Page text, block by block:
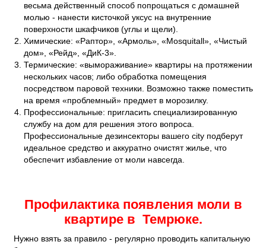
весьма действенный способ попрощаться с домашней
молью - нанести кисточкой уксус на внутренние
поверхности шкафчиков (углы и щели).
Химические: «Раптор», «Армоль», «Mosquitall», «Чистый
дом», «Рейд», «ДиК-3».
Термические: «вымораживание» квартиры на протяжении
нескольких часов; либо обработка помещения
посредством паровой техники. Возможно также поместить
на время «проблемный» предмет в морозилку.
Профессиональные: пригласить специализированную
службу на дом для решения этого вопроса.
Профессиональные дезинсекторы вашего city подберут
идеальное средство и аккуратно очистят жилье, что
обеспечит избавление от моли навсегда.
Профилактика появления моли в
квартире в Темрюке.
Нужно взять за правило - регулярно проводить капитальную